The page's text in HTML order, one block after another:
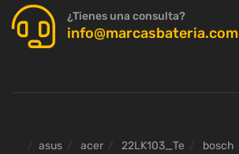
¿Tienes una consulta?
info@marcasbateria.com
asus acer 22LK103_Te bosch